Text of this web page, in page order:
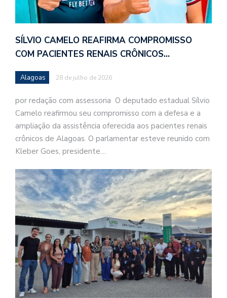
SÍLVIO CAMELO REAFIRMA COMPROMISSO
COM PACIENTES RENAIS CRÔNICOS…
Alagoas 28 de julho de 2026
por redação com assessoria O deputado estadual Sílvio
Camelo reafirmou seu compromisso com a defesa e a
ampliação da assistência oferecida aos pacientes renais
crônicos de Alagoas. O parlamentar esteve reunido com
Kleber Goes, presidente…